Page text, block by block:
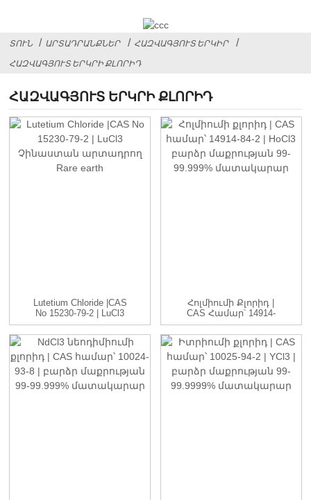
ՏՈՒՆ ԱՐՏԱԴՐԱՆՔՆԵՐ
ՀԱԶՎԱԳՅՈՒՏ ԵՐԿԻՐ
ՀԱԶՎԱԳՅՈՒՏ ԵՐԿՐԻ ՔԼՈՐԻԴ
ՀԱԶՎԱԳՅՈՒՏ ԵՐԿՐԻ ՔԼՈՐԻԴ
Lutetium Chloride |CAS
No 15230-79-2 | LuCl3
C...
Հոլմիումի Քլորիդ |
CAS Համար՝ 14914-
84-2 | HoCl3 ...